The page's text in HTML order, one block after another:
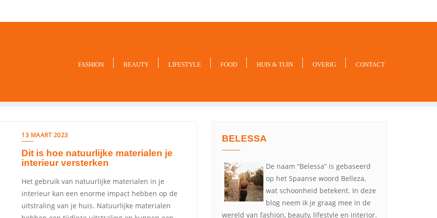
FASHION BEAUTY LIFESTYLE FOOD HUIS & TUIN OVERIG CONTACT
13 MAART 2023
Dit is hoe natuurlijke materialen je
interieur versterken
Het gebruik van natuurlijke materialen in je
interieur kan een enorme impact hebben op de
uitstraling van je huis. Natuurlijke materialen
BELESSA
De naam “Belessa” is gebaseerd
op het Spaanse woord Belleza,
wat schoonheid betekent. In deze
blog neem ik je graag mee in de
wereld van fashion, beauty, lifestyle en interior.